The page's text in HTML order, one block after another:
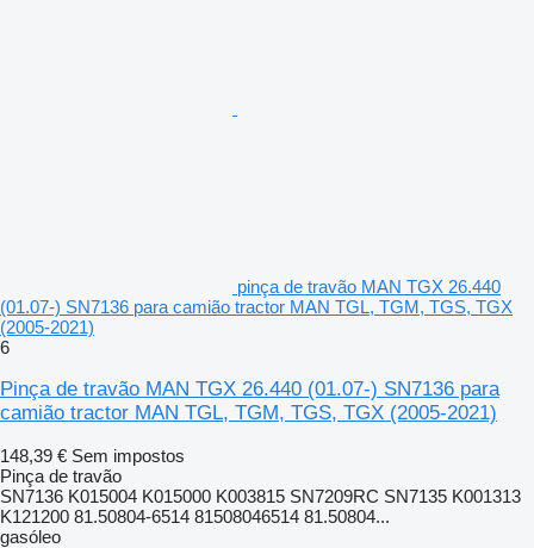
pinça de travão MAN TGX 26.440
(01.07-) SN7136 para camião tractor MAN TGL, TGM, TGS, TGX
(2005-2021)
6
Pinça de travão MAN TGX 26.440 (01.07-) SN7136 para
camião tractor MAN TGL, TGM, TGS, TGX (2005-2021)
148,39 € Sem impostos
Pinça de travão
SN7136 K015004 K015000 K003815 SN7209RC SN7135 K001313
K121200 81.50804-6514 81508046514 81.50804...
gasóleo